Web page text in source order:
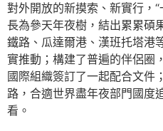
對外開放的新摸索、新實行，
長為參天年夜樹，結出累累碩
鐵路、瓜達爾港、漢班托塔港
實推動；構建了普遍的伴侶圈
國際組織簽訂了一起配合文件
路，合適世界盡年夜部門國度
看。